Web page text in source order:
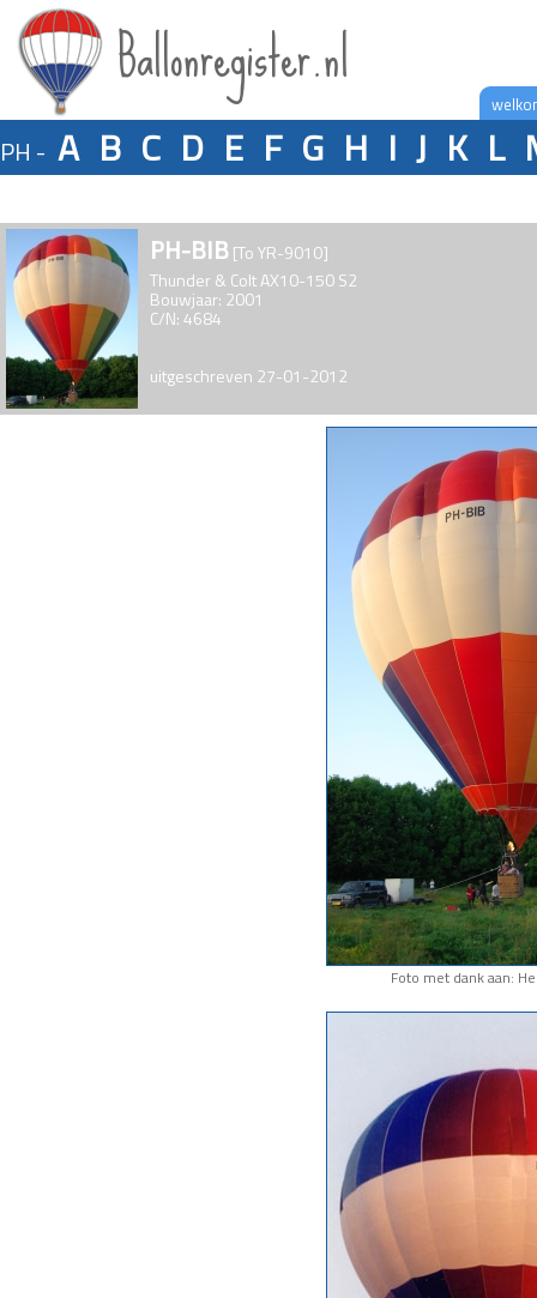
Ballonregister.nl
PH - A B C D E F G H I J K L
PH-BIB[To YR-9010]
Thunder & Colt AX10-150 S2
Bouwjaar: 2001
C/N: 4684
uitgeschreven 27-01-2012
Foto met dank aan: